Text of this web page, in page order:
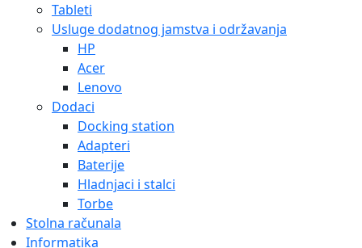
Tableti
Usluge dodatnog jamstva i održavanja
HP
Acer
Lenovo
Dodaci
Docking station
Adapteri
Baterije
Hladnjaci i stalci
Torbe
Stolna računala
Informatika